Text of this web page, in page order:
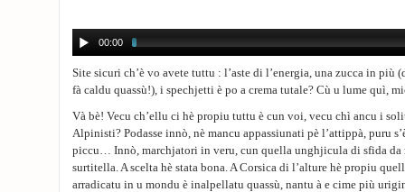
00:00
Site sicuri ch’è vo avete tuttu : l’aste di l’energia, una zucca in più
fà caldu quassù!), i spechjetti è po a crema tutale? Cù u lume quì,
Và bè! Vecu ch’ellu ci hè propiu tuttu è cun voi, vecu chì ancu i
Alpinisti? Podasse innò, nè mancu appassiunati pè l’attippà, puru
piccu… Innò, marchjatori in veru, cun quella unghjicula di sfida da
surtitella. A scelta hè stata bona. A Corsica di l’alture hè propiu
arradicatu in u mondu è inalpellatu quassù, nantu à e cime più